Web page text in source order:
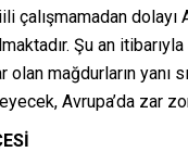
dolayı
Şu an
olan mağdurların yanı
Avrupa’da zar